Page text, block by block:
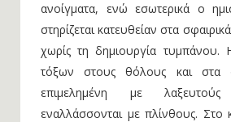
ανοίγματα, ενώ εσωτερικά ο
στηρίζεται κατευθείαν στα
χωρίς τη δημιουργία τυμπάνου.
τόξων στους θόλους και στα
επιμελημένη με
εναλλάσσονται με πλίνθους. Στο